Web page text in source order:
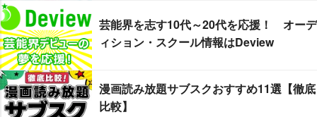
芸能界を志す10代～20代を応援！ オーデ
ィション・スクール情報はDeview
漫画読み放題サブスクおすすめ11選【徹底
比較】